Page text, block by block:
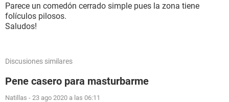
Parece un comedón cerrado simple pues la zona tiene
folículos pilosos.
Saludos!
Discusiones similares
Pene casero para masturbarme
Natillas - 23 ago 2020 a las 06:11